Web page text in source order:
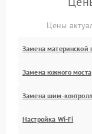
Цены
Замена материнской
Замена южного моста
Замена шим-
Настройка Wi-Fi